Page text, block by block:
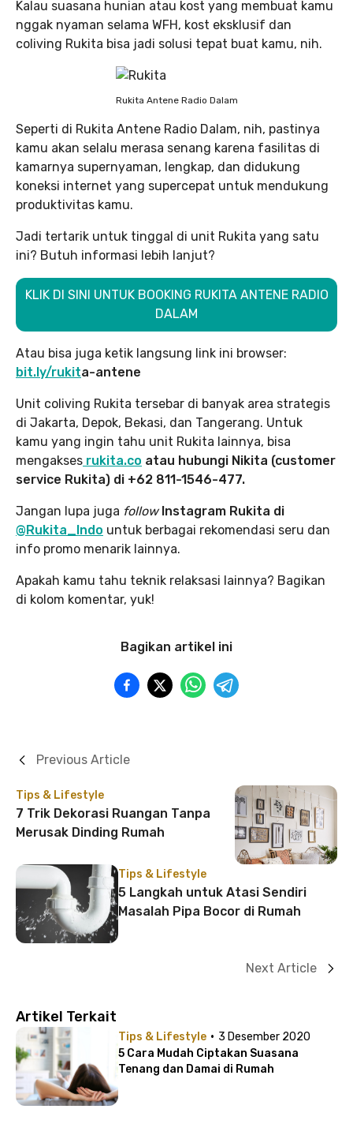
Kalau suasana hunian atau kost yang membuat kamu
nggak nyaman selama WFH, kost eksklusif dan
coliving Rukita bisa jadi solusi tepat buat kamu, nih.
Rukita Antene Radio Dalam
Seperti di Rukita Antene Radio Dalam, nih, pastinya
kamu akan selalu merasa senang karena fasilitas di
kamarnya supernyaman, lengkap, dan didukung
koneksi internet yang supercepat untuk mendukung
produktivitas kamu.
Jadi tertarik untuk tinggal di unit Rukita yang satu
ini? Butuh informasi lebih lanjut?
KLIK DI SINI UNTUK BOOKING RUKITA ANTENE RADIO
DALAM
Atau bisa juga ketik langsung link ini browser:
bit.ly/rukita-antene
Unit coliving Rukita tersebar di banyak area strategis
di Jakarta, Depok, Bekasi, dan Tangerang. Untuk
kamu yang ingin tahu unit Rukita lainnya, bisa
mengakses rukita.co atau hubungi Nikita (customer
service Rukita) di +62 811-1546-477.
Jangan lupa juga follow Instagram Rukita di
@Rukita_Indo untuk berbagai rekomendasi seru dan
info promo menarik lainnya.
Apakah kamu tahu teknik relaksasi lainnya? Bagikan
di kolom komentar, yuk!
Bagikan artikel ini
Tips & Lifestyle
7 Trik Dekorasi Ruangan Tanpa
Merusak Dinding Rumah
Previous Article
Tips & Lifestyle
5 Langkah untuk Atasi Sendiri
Masalah Pipa Bocor di Rumah
Next Article
Artikel Terkait
Tips & Lifestyle · 3 Desember 2020
5 Cara Mudah Ciptakan Suasana
Tenang dan Damai di Rumah